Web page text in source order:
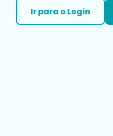
Ir para o Login